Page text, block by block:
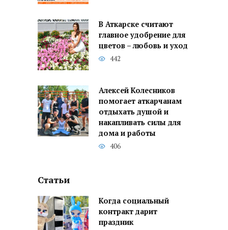
В Аткарске считают
главное удобрение для
цветов – любовь и уход
442
Алексей Колесников
помогает аткарчанам
отдыхать душой и
накапливать силы для
дома и работы
406
Статьи
Когда социальный
контракт дарит
праздник